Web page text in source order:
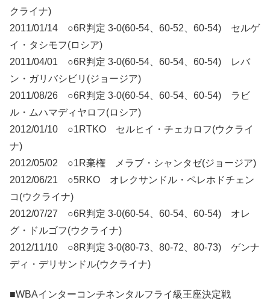
クライナ)
2011/01/14 ○6R判定 3-0(60-54、60-52、60-54) セルゲ
イ・タシモフ(ロシア)
2011/04/01 ○6R判定 3-0(60-54、60-54、60-54) レバ
ン・ガリバシビリ(ジョージア)
2011/08/26 ○6R判定 3-0(60-54、60-54、60-54) ラビ
ル・ムハマディヤロフ(ロシア)
2012/01/10 ○1RTKO セルヒイ・チェカロフ(ウクライ
ナ)
2012/05/02 ○1R棄権 メラブ・シャンタゼ(ジョージア)
2012/06/21 ○5RKO オレクサンドル・ペレホドチェン
コ(ウクライナ)
2012/07/27 ○6R判定 3-0(60-54、60-54、60-54) オレ
グ・ドルゴフ(ウクライナ)
2012/11/10 ○8R判定 3-0(80-73、80-72、80-73) ゲンナ
ディ・デリサンドル(ウクライナ)
■WBAインターコンチネンタルフライ級王座決定戦